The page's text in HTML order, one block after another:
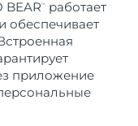
BEAR ™
работает
обеспечивает
приложение